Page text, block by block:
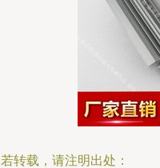
转载，请注明出处：